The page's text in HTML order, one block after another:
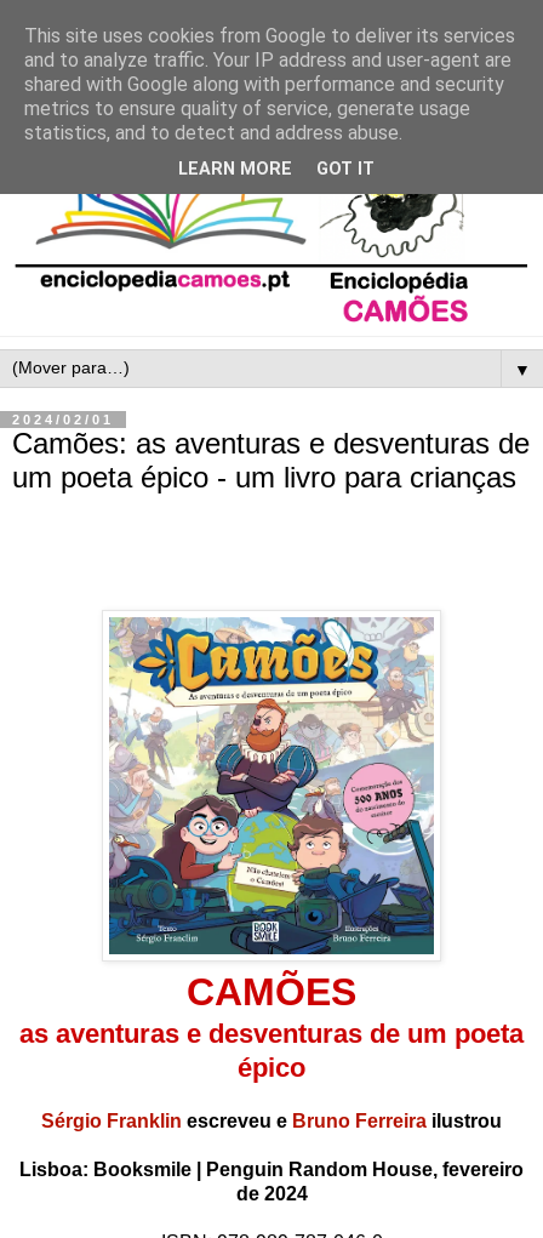
▼
2024/02/01
Camões: as aventuras e desventuras de
um poeta épico - um livro para crianças
CAMÕES
as aventuras e desventuras de um poeta
épico
Sérgio Franklin escreveu e Bruno Ferreira ilustrou
Lisboa: Booksmile | Penguin Random House, fevereiro
de 2024
This site uses cookies from Google to deliver its services
and to analyze traffic. Your IP address and user-agent are
shared with Google along with performance and security
metrics to ensure quality of service, generate usage
statistics, and to detect and address abuse.
LEARN MORE GOT IT